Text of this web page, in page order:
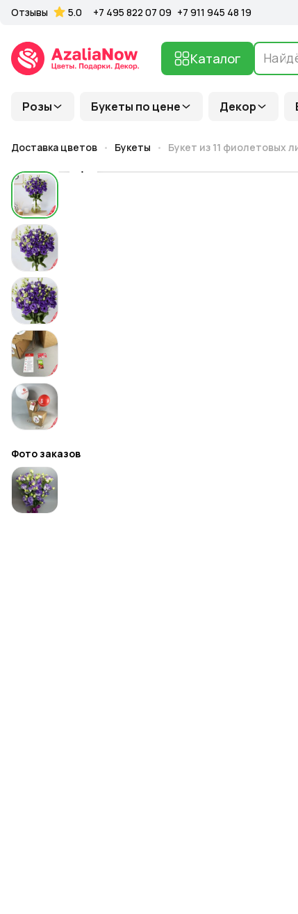
Розы Букеты по цене Декор
Каталог
Отзывы 5.0 +7 495 822 07 09 +7 911 945 48 19
Доставка цветов Букеты Букет из 11 фиолетовых
Фото заказов